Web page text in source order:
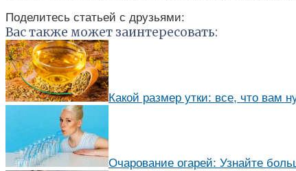
Поделитесь статьей с друзьями:
Вас также может заинтересовать:
Какой размер утки: все, что вам
Очарование огарей: Узнайте